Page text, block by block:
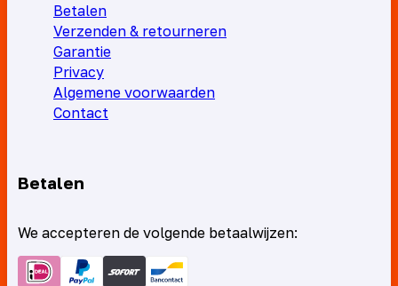
Betalen
Verzenden & retourneren
Garantie
Privacy
Algemene voorwaarden
Contact
Betalen
We accepteren de volgende betaalwijzen: